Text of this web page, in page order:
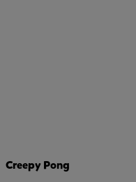
Creepy Pong